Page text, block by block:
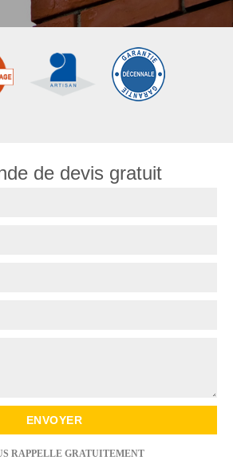
de devis gratuit
RAPPELLE GRATUITEMENT